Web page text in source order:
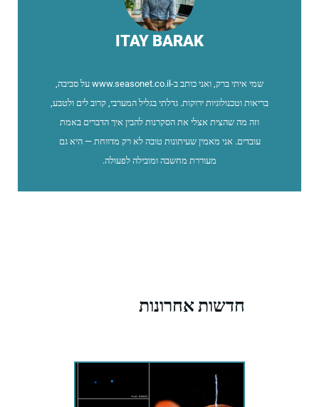
ITAY BARAK
שמי איתי ברק, ואני כותב ב-www.seasonet.co.il על סביבה,
בריאות וטכנולוגיות ירוקות. גדלתי בגליל המערבי, קרוב לים ולטבע,
וזה מה שהצית אצלי את הסקרנות להבין איך הדברים באמת
עובדים. אני מאמין שעיתונות טובה לא רק מדווחת — היא גם
מעוררת מחשבה ומובילה לפעולה.
חדשות אחרונות